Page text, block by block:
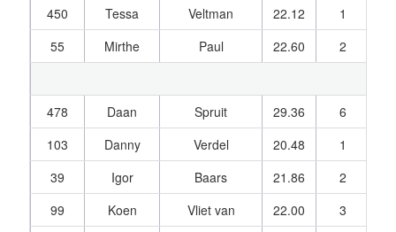
450 Tessa Veltman 22.12 1
55
Mirthe Paul 22.60 2
478
Daan Spruit 29.36 6
103
Danny Verdel 20.48 1
39
Igor Baars 21.86 2
99
Koen Vliet van 22.00 3